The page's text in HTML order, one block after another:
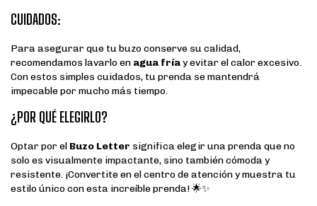
CUIDADOS:
Para asegurar que tu buzo conserve su calidad,
recomendamos lavarlo en agua fríay evitar el calor excesivo.
Con estos simples cuidados, tu prenda se mantendrá
impecable por mucho más tiempo.
¿POR QUÉ ELEGIRLO?
Optar por el Buzo Letter significa elegir una prenda que no
solo es visualmente impactante, sino también cómoda y
resistente. ¡Convertite en el centro de atención y muestra tu
estilo único con esta increíble prenda! 🌟✨